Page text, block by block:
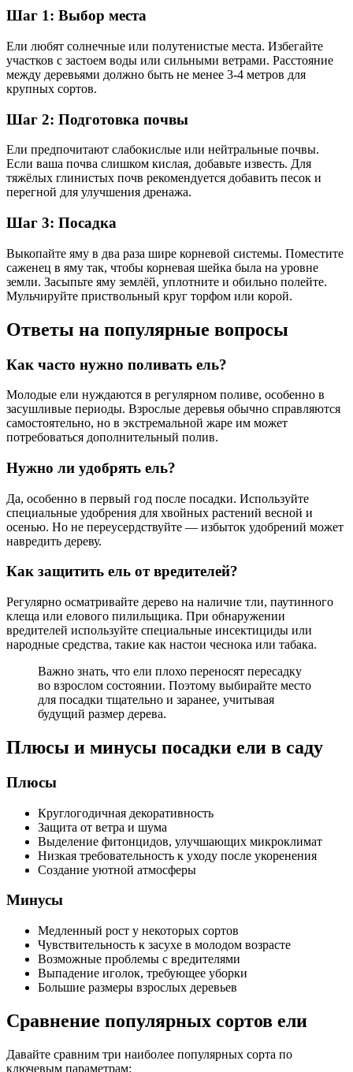
Шаг 1: Выбор места
Ели любят солнечные или полутенистые места. Избегайте
участков с застоем воды или сильными ветрами. Расстояние
между деревьями должно быть не менее 3-4 метров для
крупных сортов.
Шаг 2: Подготовка почвы
Ели предпочитают слабокислые или нейтральные почвы.
Если ваша почва слишком кислая, добавьте известь. Для
тяжёлых глинистых почв рекомендуется добавить песок и
перегной для улучшения дренажа.
Шаг 3: Посадка
Выкопайте яму в два раза шире корневой системы. Поместите
саженец в яму так, чтобы корневая шейка была на уровне
земли. Засыпьте яму землёй, уплотните и обильно полейте.
Мульчируйте приствольный круг торфом или корой.
Ответы на популярные вопросы
Как часто нужно поливать ель?
Молодые ели нуждаются в регулярном поливе, особенно в
засушливые периоды. Взрослые деревья обычно справляются
самостоятельно, но в экстремальной жаре им может
потребоваться дополнительный полив.
Нужно ли удобрять ель?
Да, особенно в первый год после посадки. Используйте
специальные удобрения для хвойных растений весной и
осенью. Но не переусердствуйте — избыток удобрений может
навредить дереву.
Как защитить ель от вредителей?
Регулярно осматривайте дерево на наличие тли, паутинного
клеща или елового пилильщика. При обнаружении
вредителей используйте специальные инсектициды или
народные средства, такие как настои чеснока или табака.
Важно знать, что ели плохо переносят пересадку
во взрослом состоянии. Поэтому выбирайте место
для посадки тщательно и заранее, учитывая
будущий размер дерева.
Плюсы и минусы посадки ели в саду
Плюсы
Круглогодичная декоративность
Защита от ветра и шума
Выделение фитонцидов, улучшающих микроклимат
Низкая требовательность к уходу после укоренения
Создание уютной атмосферы
Минусы
Медленный рост у некоторых сортов
Чувствительность к засухе в молодом возрасте
Возможные проблемы с вредителями
Выпадение иголок, требующее уборки
Большие размеры взрослых деревьев
Сравнение популярных сортов ели
Давайте сравним три наиболее популярных сорта по
ключевым параметрам: